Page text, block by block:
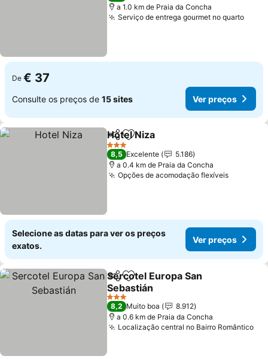
a 1.0 km de Praia da Concha
Serviço de entrega gourmet no quarto
De € 37
Consulte os preços de 15 sites Ver preços
PartilharAdicionar aos favoritos
Hotel Niza
3 Estrelas
8,5 Excelente
5.186
a 0.4 km de Praia da Concha
Opções de acomodação flexíveis
Selecione as datas para ver os preços
exatos.
Ver preços
PartilharAdicionar aos favoritos
Sercotel Europa San
Sebastián
3 Estrelas
8,2 Muito boa
8.912
a 0.6 km de Praia da Concha
Localização central no Bairro Romântico